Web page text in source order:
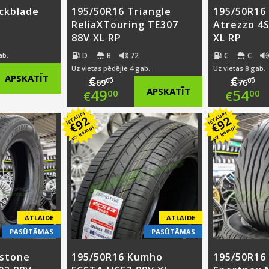
APSKATĪT
195/50R16 Triangle
ReliaXTouring TE307
88V XL RP
D B 72
Uz vietas pēdējie 4 gab.
€6900
Original
price
was:
€69.00.
€4900
Current
price
is:
€49.00.
APSKATĪT
195/
Atrezzo
XL RP
C C
Uz vietas 8 gab.
€7600
€5400
is:
ATLAIDE
PASŪTĀMAS
IETAUPI
€92
uz kompl.
ATLAIDE
PASŪTĀMAS
195/50R16 Kumho
IETAUPI
€92
uz kompl.
195/